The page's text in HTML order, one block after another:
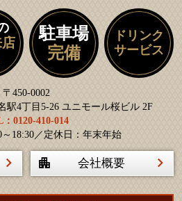
駐車場
完備
ドリンク
サービス
〒450-0002
駅4丁目5-26 ユニモール桜ビル 2F
0120-410-014
18:30／定休日：年末年始
会社概要